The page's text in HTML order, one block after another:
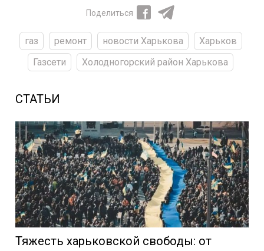
Поделиться
газ ремонт новости Харькова
Харьков
Газсети
Холодногорский район Харькова
СТАТЬИ
Тяжесть харьковской свободы: от